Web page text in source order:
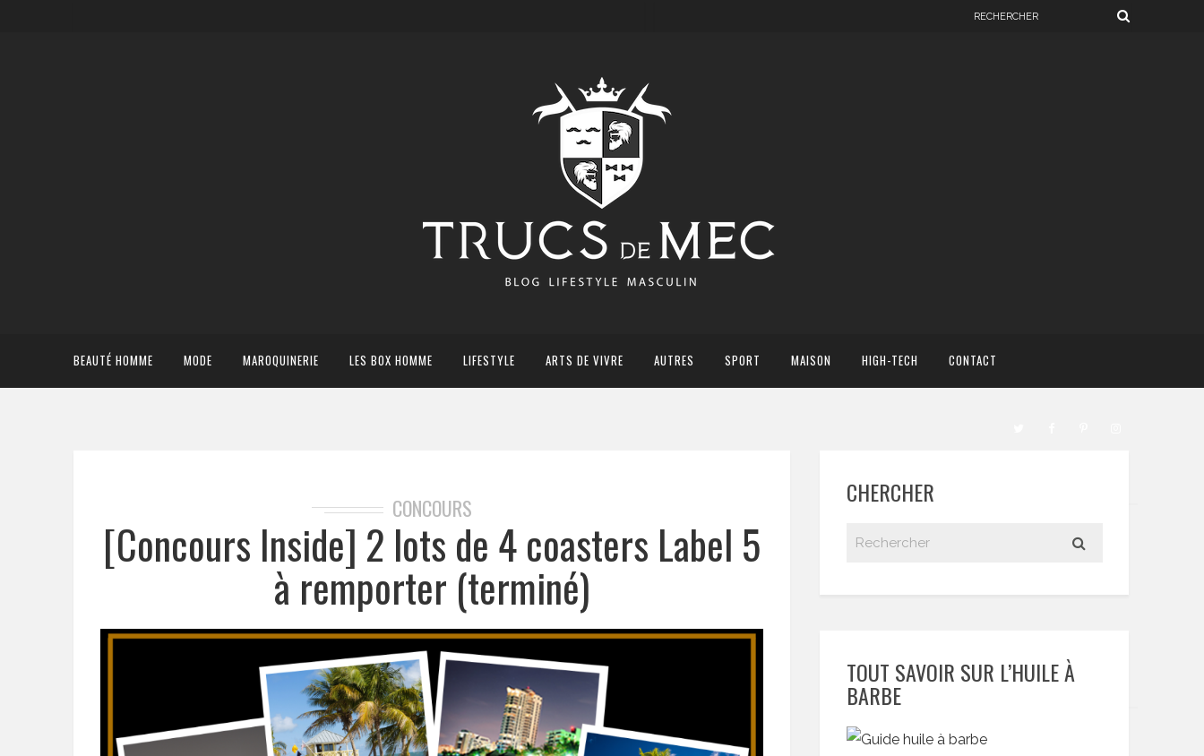
BEAUTÉ HOMME MODE MAROQUINERIE LES BOX HOMME LIFESTYLE ARTS DE VIVRE AUTRES SPORT MAISON HIGH-TECH CONTACT
CONCOURS
[Concours Inside] 2 lots de 4 coasters Label 5
à remporter (terminé)
CHERCHER
TOUT SAVOIR SUR L’HUILE À
BARBE